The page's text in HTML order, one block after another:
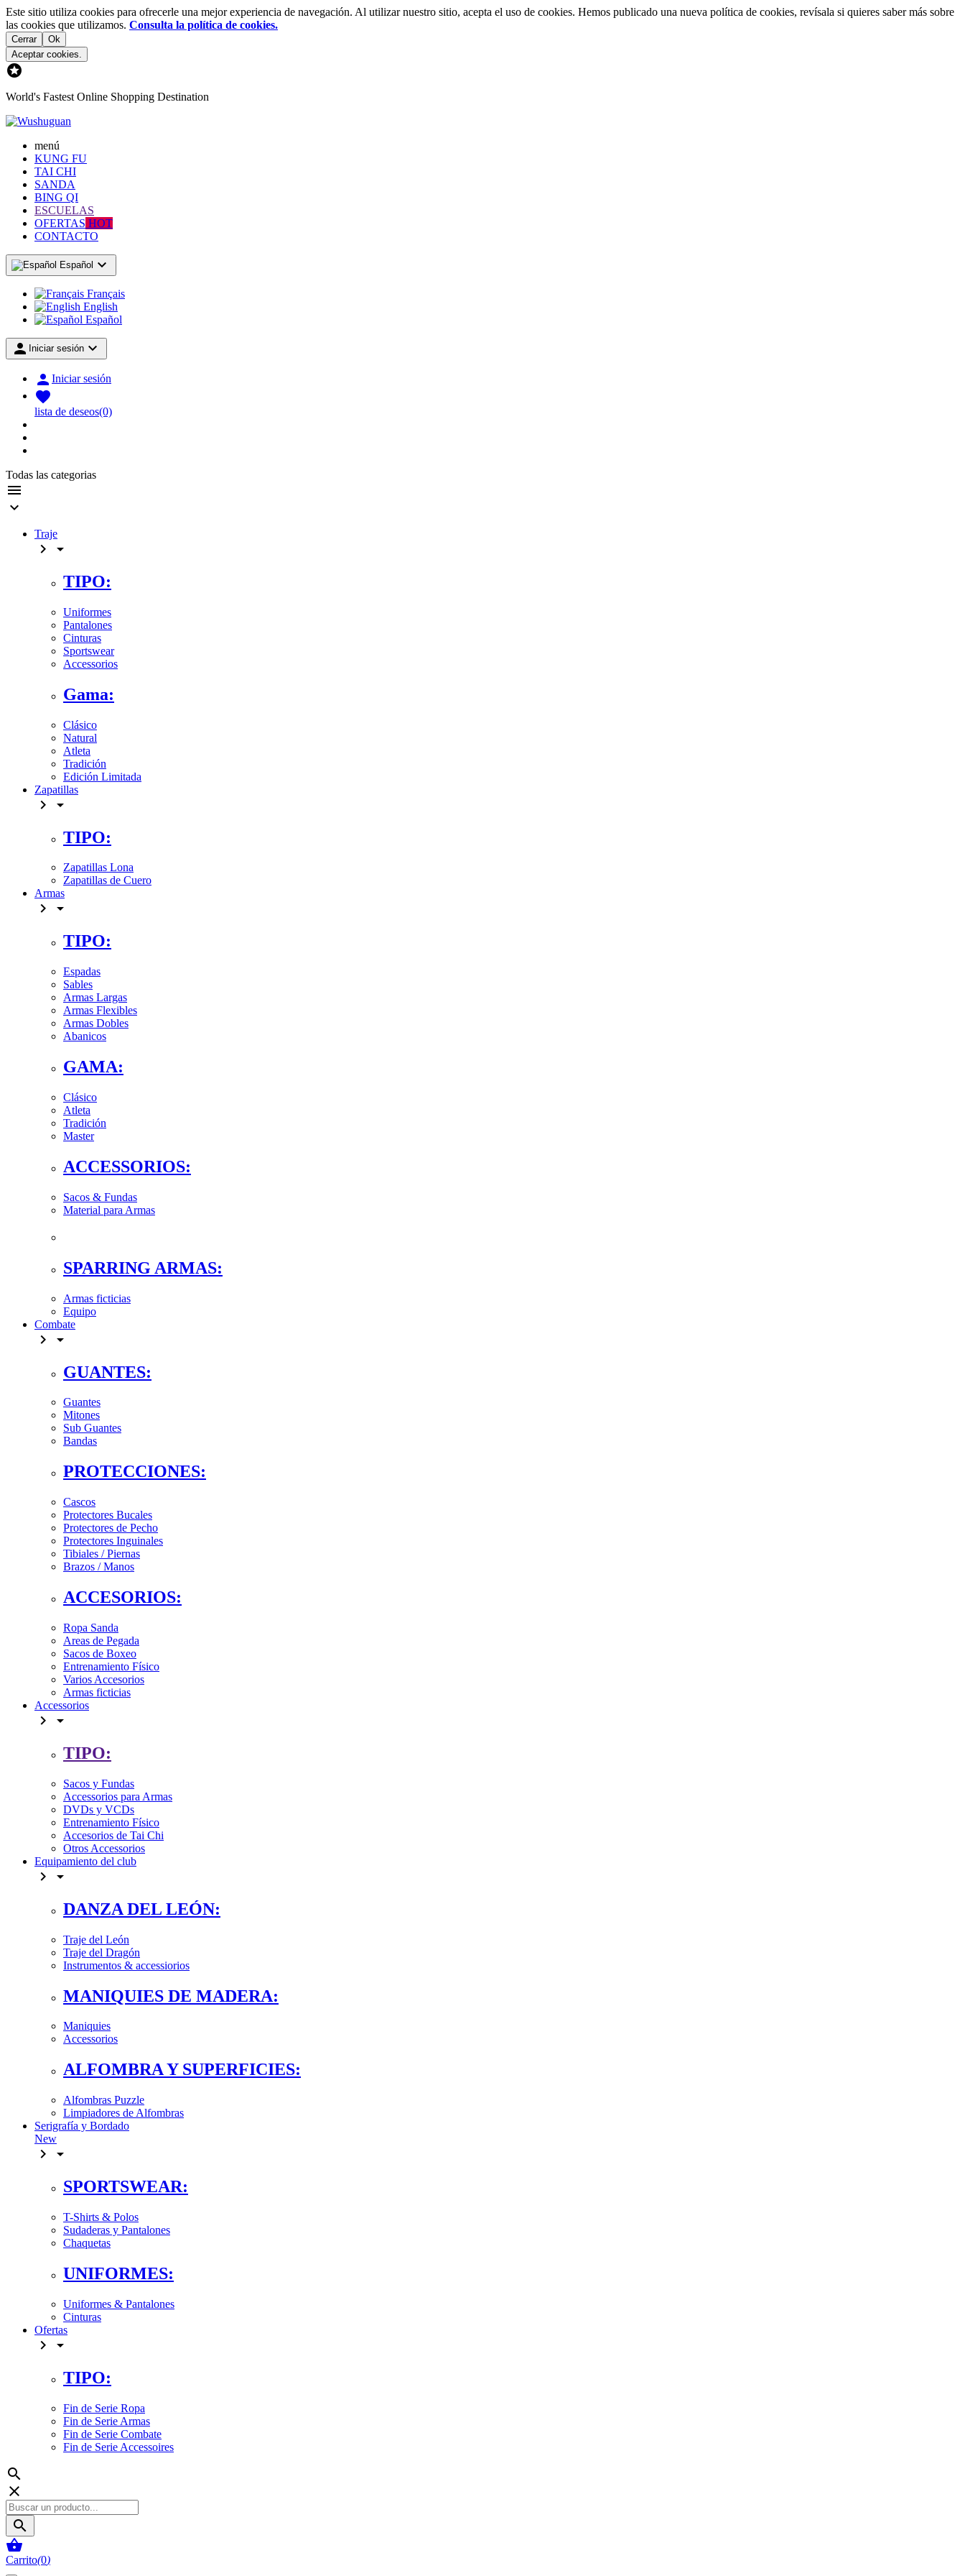
Este sitio utiliza cookies para ofrecerle una mejor experiencia de navegación. Al utilizar nuestro sitio, acepta el uso de cookies. Hemos publicado una nueva política de cookies, revísala si quieres saber más sobre
las cookies que utilizamos. Consulta la política de cookies.
Cerrar
Ok
Aceptar cookies.

World's Fastest Online Shopping Destination
menú
KUNG FU
TAI CHI
SANDA
BING QI
ESCUELAS
OFERTAS HOT
CONTACTO
Español 
Français
English
Español
 Iniciar sesión 
 Iniciar sesión

lista de deseos(0)
Todas las categorias


Traje
 
TIPO:
Uniformes
Pantalones
Cinturas
Sportswear
Accessorios
Gama:
Clásico
Natural
Atleta
Tradición
Edición Limitada
Zapatillas
 
TIPO:
Zapatillas Lona
Zapatillas de Cuero
Armas
 
TIPO:
Espadas
Sables
Armas Largas
Armas Flexibles
Armas Dobles
Abanicos
GAMA:
Clásico
Atleta
Tradición
Master
ACCESSORIOS:
Sacos & Fundas
Material para Armas
SPARRING ARMAS:
Armas ficticias
Equipo
Combate
 
GUANTES:
Guantes
Mitones
Sub Guantes
Bandas
PROTECCIONES:
Cascos
Protectores Bucales
Protectores de Pecho
Protectores Inguinales
Tibiales / Piernas
Brazos / Manos
ACCESORIOS:
Ropa Sanda
Areas de Pegada
Sacos de Boxeo
Entrenamiento Físico
Varios Accesorios
Armas ficticias
Accessorios
 
TIPO:
Sacos y Fundas
Accessorios para Armas
DVDs y VCDs
Entrenamiento Físico
Accesorios de Tai Chi
Otros Accessorios
Equipamiento del club
 
DANZA DEL LEÓN:
Traje del León
Traje del Dragón
Instrumentos & accessiorios
MANIQUIES DE MADERA:
Maniquies
Accessorios
ALFOMBRA Y SUPERFICIES:
Alfombras Puzzle
Limpiadores de Alfombras
Serigrafía y Bordado
New
 
SPORTSWEAR:
T-Shirts & Polos
Sudaderas y Pantalones
Chaquetas
UNIFORMES:
Uniformes & Pantalones
Cinturas
Ofertas
 
TIPO:
Fin de Serie Ropa
Fin de Serie Armas
Fin de Serie Combate
Fin de Serie Accessoires




Carrito(0)